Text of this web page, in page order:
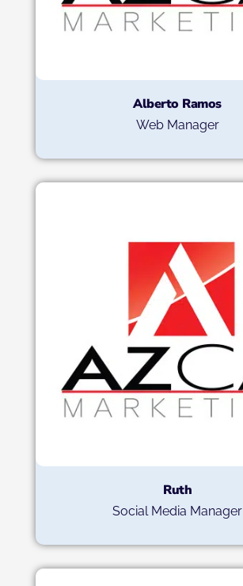
Alberto Ramos
Web Manager
Ruth
Social Media Manager